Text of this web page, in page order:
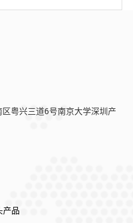
粤兴三道6号南京大学深圳产
品